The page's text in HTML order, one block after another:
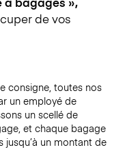
de vos
consigne,toutes nos
un employé de
un scellé de
et chaque bagage
un montant de